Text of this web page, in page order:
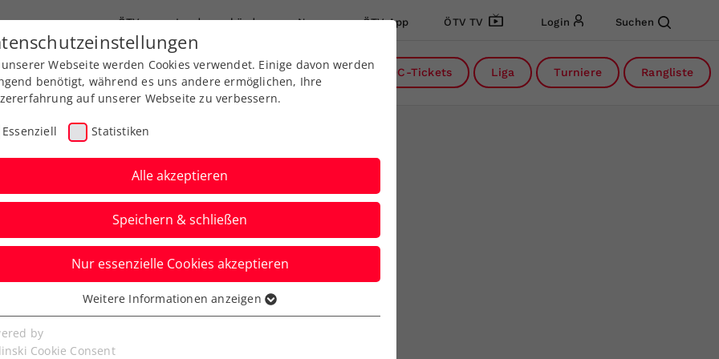
ÖTV Landesverbände News ÖTV App ÖTV TV Login Suchen
Ausbildungen Services Über uns DC-Tickets Liga Turniere Rangliste
Medvedev gewinnt
gegen Thiem
Webseite werden Cookies verwendet. Einige davon werden
benötigt, während es uns andere ermöglichen, Ihre
auf unserer Webseite zu verbessern.
Essenziell Statistiken
Alle akzeptieren
Speichern & schließen
Nur essenzielle Cookies akzeptieren
Cookies werden für grundlegende Funktionen der
benötigt. Dadurch ist gewährleistet, dass die Webseite
Weitere Informationen anzeigen
by
Cookie Consent